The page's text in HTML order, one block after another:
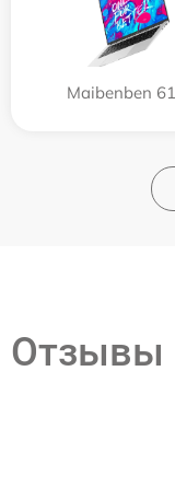
Maibenben
Отзывы